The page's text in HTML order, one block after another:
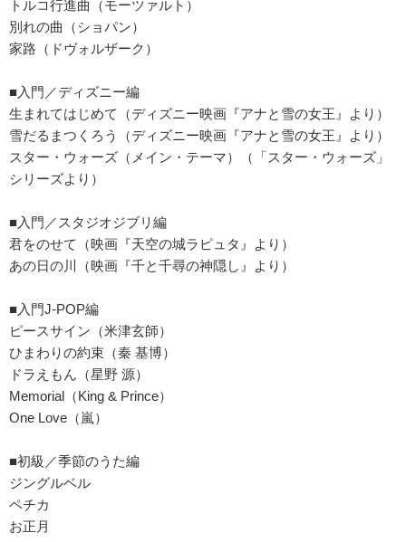
トルコ行進曲（モーツァルト）
別れの曲（ショパン）
家路（ドヴォルザーク）
■入門／ディズニー編
生まれてはじめて（ディズニー映画『アナと雪の女王』より）
雪だるまつくろう（ディズニー映画『アナと雪の女王』より）
スター・ウォーズ（メイン・テーマ）（「スター・ウォーズ」
シリーズより）
■入門／スタジオジブリ編
君をのせて（映画『天空の城ラピュタ』より）
あの日の川（映画『千と千尋の神隠し』より）
■入門J-POP編
ピースサイン（米津玄師）
ひまわりの約束（秦 基博）
ドラえもん（星野 源）
Memorial（King & Prince）
One Love（嵐）
■初級／季節のうた編
ジングルベル
ペチカ
お正月